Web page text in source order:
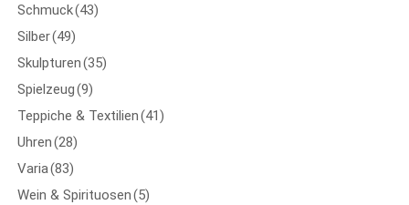
Schmuck(43)
Silber(49)
Skulpturen(35)
Spielzeug(9)
Teppiche & Textilien(41)
Uhren(28)
Varia(83)
Wein & Spirituosen(5)